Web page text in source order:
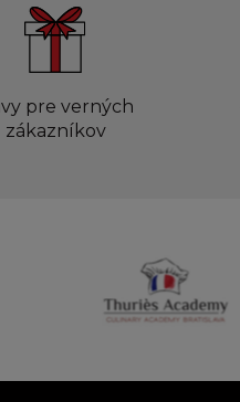
pre verných
zákazníkov